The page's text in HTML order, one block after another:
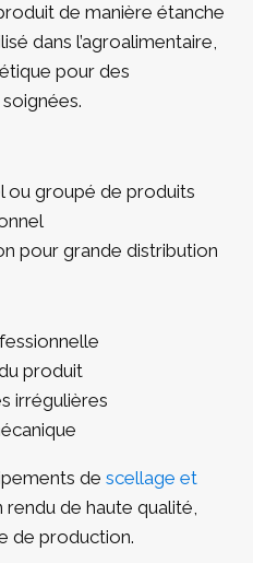
de manière étanche
dans l’agroalimentaire,
pour des
ou groupé de produits
pour grande distribution
produit
irrégulières
de scellage et
rendu de haute qualité,
de production.